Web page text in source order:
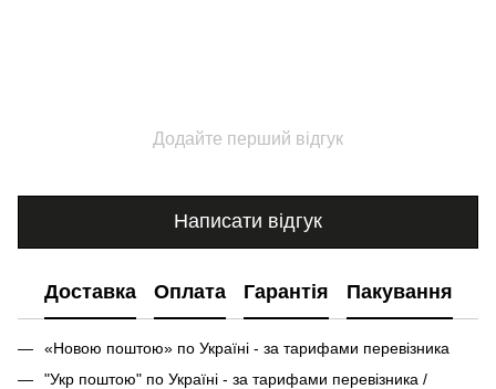
Додайте перший відгук
Написати відгук
Доставка Оплата Гарантія Пакування
«Новою поштою» по Україні - за тарифами перевізника
"Укр поштою" по Україні - за тарифами перевізника /